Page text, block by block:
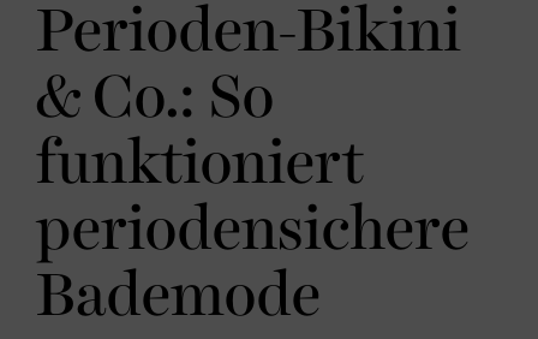
Perioden-Bikini
& Co.: So
funktioniert
periodensichere
Bademode